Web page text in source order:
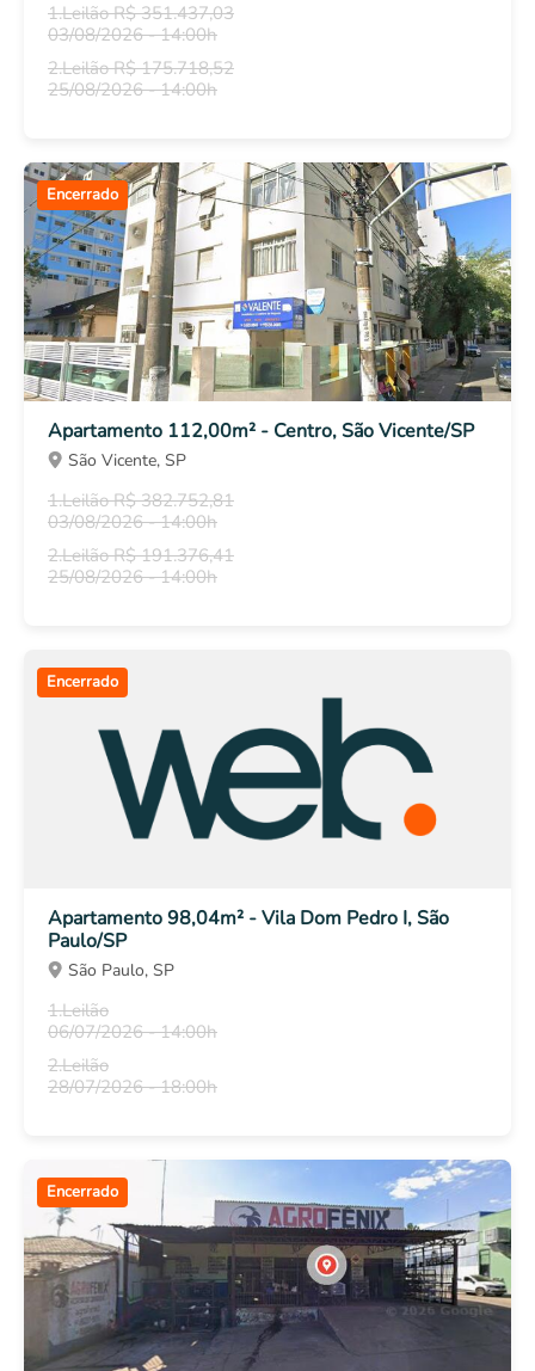
1.Leilão R$ 351.437,03
03/08/2026 - 14:00h
2.Leilão R$ 175.718,52
25/08/2026 - 14:00h
Encerrado
Apartamento 112,00m² - Centro, São Vicente/SP
São Vicente, SP
1.Leilão R$ 382.752,81
03/08/2026 - 14:00h
2.Leilão R$ 191.376,41
25/08/2026 - 14:00h
Encerrado
Apartamento 98,04m² - Vila Dom Pedro I, São
Paulo/SP
São Paulo, SP
1.Leilão
06/07/2026 - 14:00h
2.Leilão
28/07/2026 - 18:00h
Encerrado